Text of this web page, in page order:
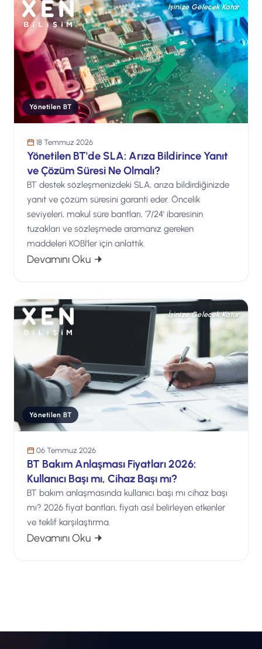
İşinize Gelecek Katar
Yönetilen BT
18 Temmuz 2026
Yönetilen BT'de SLA: Arıza Bildirince Yanıt
ve Çözüm Süresi Ne Olmalı?
BT destek sözleşmenizdeki SLA, arıza bildirdiğinizde
yanıt ve çözüm süresini garanti eder. Öncelik
seviyeleri, makul süre bantları, '7/24' ibaresinin
tuzakları ve sözleşmede aramanız gereken
maddeleri KOBİ'ler için anlattık.
Devamını Oku: Yönetilen BT'de SLA: Arıza Bildirince
İşinize Gelecek Katar
Yönetilen BT
06 Temmuz 2026
BT Bakım Anlaşması Fiyatları 2026:
Kullanıcı Başı mı, Cihaz Başı mı?
BT bakım anlaşmasında kullanıcı başı mı cihaz başı
mı? 2026 fiyat bantları, fiyatı asıl belirleyen etkenler
ve teklif karşılaştırma.
Devamını Oku: BT Bakım Anlaşması Fiyatları 2026: